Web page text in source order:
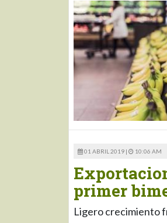
01 ABRIL 2019 | 10:06 AM
primer
Ligero crecimiento